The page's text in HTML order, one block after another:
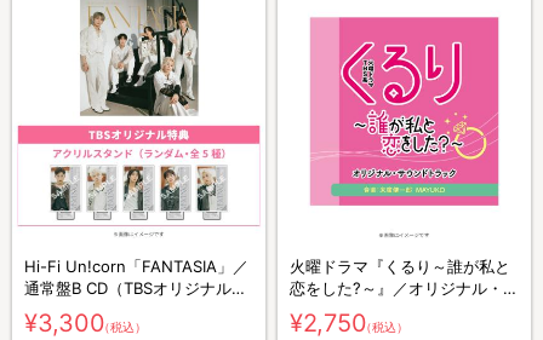
Hi-Fi Un!corn「FANTASIA」／
通常盤B CD（TBSオリジナル特
典付き）
¥3,300（税込）
火曜ドラマ『くるり～誰が私と
恋をした?～』／オリジナル・サ
ウンドトラック／CD
¥2,750（税込）